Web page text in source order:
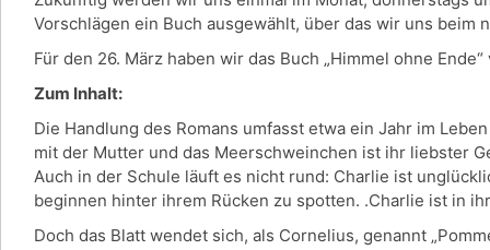
Vorschlägen ein Buch ausgewählt, über das wir uns beim
Für den 26. März haben wir das Buch „Himmel ohne
Zum Inhalt:
Die Handlung des Romans umfasst etwa ein Jahr im
mit der Mutter und das Meerschweinchen ist ihr liebster
Auch in der Schule läuft es nicht rund: Charlie ist
beginnen hinter ihrem Rücken zu spotten. .Charlie ist in
Doch das Blatt wendet sich, als Cornelius, genannt